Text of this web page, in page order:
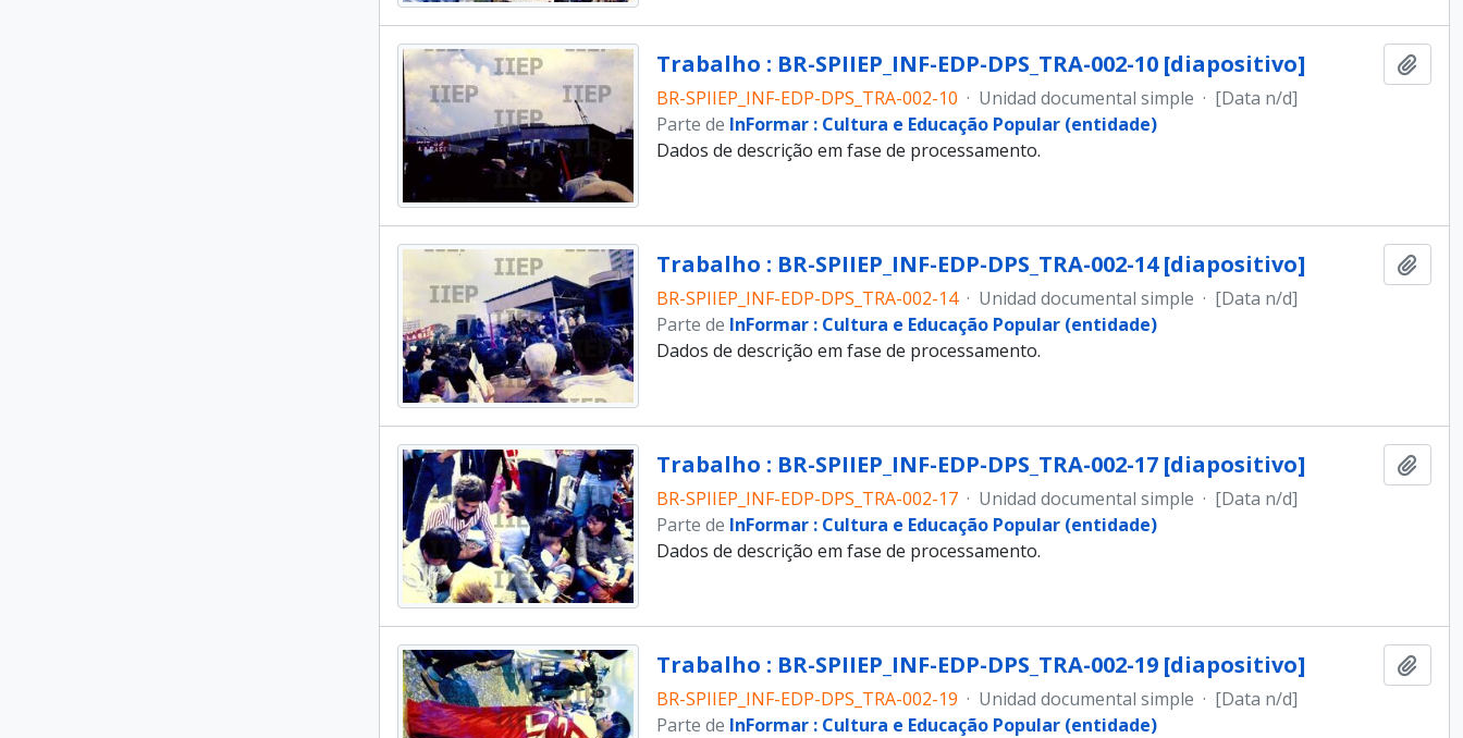
Trabalho : BR-SPIIEP_INF-EDP-DPS_TRA-002-10 [diapositivo]
BR-SPIIEP_INF-EDP-DPS_TRA-002-10 · Unidad documental simple · [Data n/d]
Parte de InFormar : Cultura e Educação Popular (entidade)
Dados de descrição em fase de processamento.
Trabalho : BR-SPIIEP_INF-EDP-DPS_TRA-002-14 [diapositivo]
BR-SPIIEP_INF-EDP-DPS_TRA-002-14 · Unidad documental simple · [Data n/d]
Parte de InFormar : Cultura e Educação Popular (entidade)
Dados de descrição em fase de processamento.
Trabalho : BR-SPIIEP_INF-EDP-DPS_TRA-002-17 [diapositivo]
BR-SPIIEP_INF-EDP-DPS_TRA-002-17 · Unidad documental simple · [Data n/d]
Parte de InFormar : Cultura e Educação Popular (entidade)
Dados de descrição em fase de processamento.
Trabalho : BR-SPIIEP_INF-EDP-DPS_TRA-002-19 [diapositivo]
BR-SPIIEP_INF-EDP-DPS_TRA-002-19 · Unidad documental simple · [Data n/d]
Parte de InFormar : Cultura e Educação Popular (entidade)